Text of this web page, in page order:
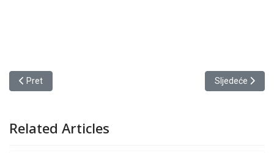
Prethodni članak: Raspored utakmica u ligama i KUP-u OS FBiH u
Pret Sljedeći
Sljedeće
Related Articles